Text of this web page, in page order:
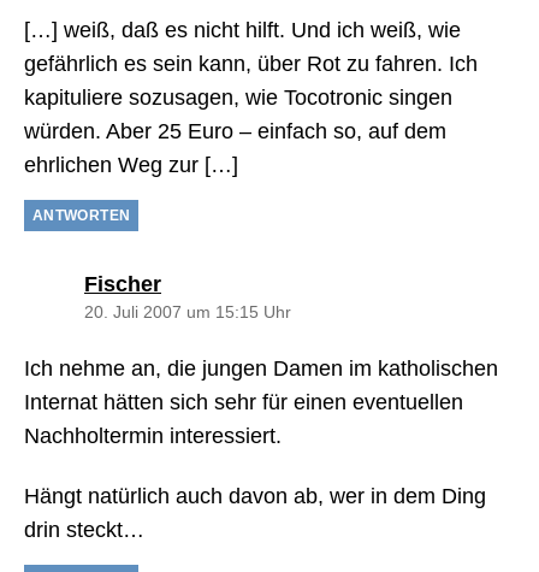
[…] weiß, daß es nicht hilft. Und ich weiß, wie
gefährlich es sein kann, über Rot zu fahren. Ich
kapituliere sozusagen, wie Tocotronic singen
würden. Aber 25 Euro – einfach so, auf dem
ehrlichen Weg zur […]
ANTWORTEN
Fischersagt:
20. Juli 2007 um 15:15 Uhr
Ich nehme an, die jungen Damen im katholischen
Internat hätten sich sehr für einen eventuellen
Nachholtermin interessiert.
Hängt natürlich auch davon ab, wer in dem Ding
drin steckt…